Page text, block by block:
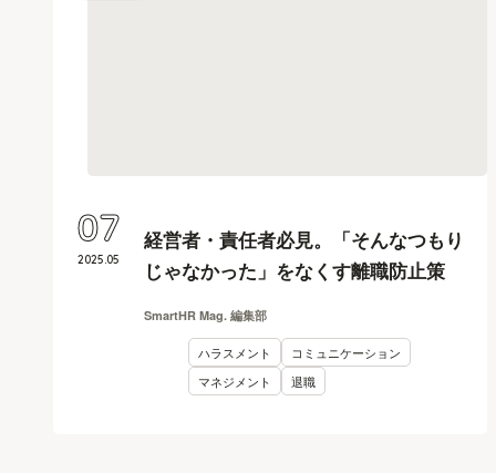
経営者・責任者必見。「そんなつもり
じゃなかった」をなくす離職防止策
SmartHR Mag. 編集部
ハラスメント
コミュニケーション
マネジメント
退職
2025.05
07